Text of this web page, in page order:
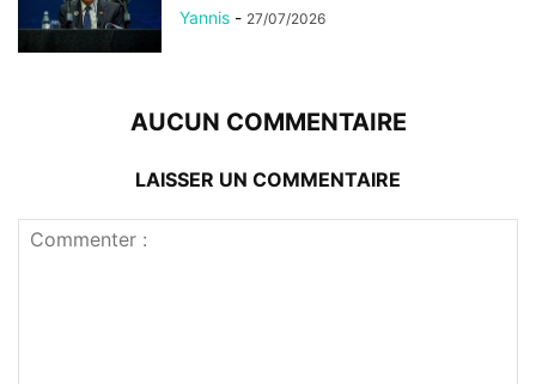
Yannis - 27/07/2026
AUCUN COMMENTAIRE
LAISSER UN COMMENTAIRE